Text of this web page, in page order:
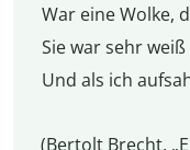
War eine Wolke,
Sie war sehr
Und als ich
(Bertolt Brecht,